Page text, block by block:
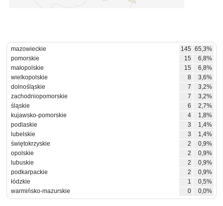
mazowieckie 145 65,3%
pomorskie
15
6,8%
małopolskie
15
6,8%
wielkopolskie
8
3,6%
dolnośląskie
7
3,2%
zachodniopomorskie
7
3,2%
śląskie
6
2,7%
kujawsko-pomorskie
4
1,8%
podlaskie
3
1,4%
lubelskie
3
1,4%
świętokrzyskie
2
0,9%
opolskie
2
0,9%
lubuskie
2
0,9%
podkarpackie
2
0,9%
łódzkie
1
0,5%
warmińsko-mazurskie
0 0,0%